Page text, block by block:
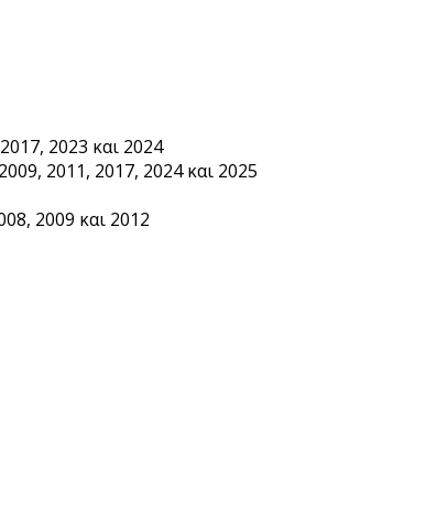
2023 και 2024
2011, 2017, 2024 και 2025
2009 και 2012